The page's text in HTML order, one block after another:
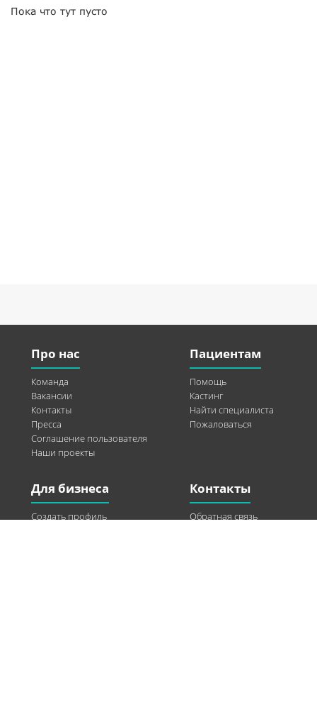
Пока что тут пусто
Про нас
Команда
Вакансии
Контакты
Пресса
Соглашение пользователя
Наши проекты
Пациентам
Помощь
Кастинг
Найти специалиста
Пожаловаться
Для бизнеса
Создать профиль
Контакты
Обратная связь